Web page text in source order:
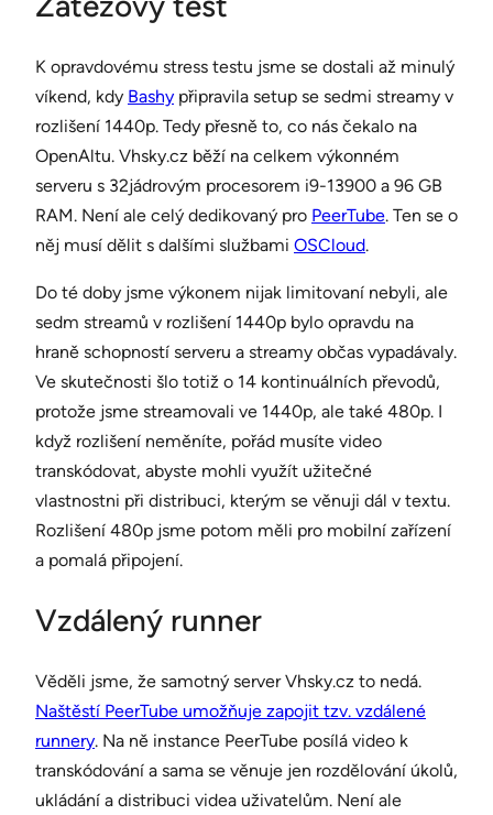
K opravdovému stress testu jsme se dostali až minulý
víkend, kdy Bashy připravila setup se sedmi streamy v
rozlišení 1440p. Tedy přesně to, co nás čekalo na
OpenAltu. Vhsky.cz běží na celkem výkonném
serveru s 32jádrovým procesorem i9-13900 a 96 GB
RAM. Není ale celý dedikovaný pro PeerTube. Ten se o
něj musí dělit s dalšími službami OSCloud.
Do té doby jsme výkonem nijak limitovaní nebyli, ale
sedm streamů v rozlišení 1440p bylo opravdu na
hraně schopností serveru a streamy občas vypadávaly.
Ve skutečnosti šlo totiž o 14 kontinuálních převodů,
protože jsme streamovali ve 1440p, ale také 480p. I
když rozlišení neměníte, pořád musíte video
transkódovat, abyste mohli využít užitečné
vlastnostni při distribuci, kterým se věnuji dál v textu.
Rozlišení 480p jsme potom měli pro mobilní zařízení
a pomalá připojení.
Vzdálený runner
Věděli jsme, že samotný server Vhsky.cz to nedá.
Naštěstí PeerTube umožňuje zapojit tzv. vzdálené
runnery. Na ně instance PeerTube posílá video k
transkódování a sama se věnuje jen rozdělování úkolů,
ukládání a distribuci videa uživatelům. Není ale